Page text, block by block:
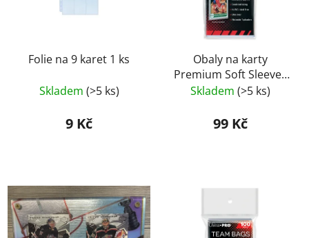
Folie na 9 karet 1 ks
Skladem (>5 ks)
9 Kč
Obaly na karty
Premium Soft Sleeves
(100 ks)
Skladem (>5 ks)
99 Kč